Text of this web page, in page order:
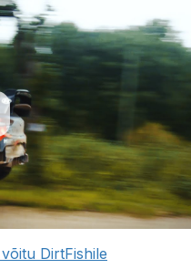
DirtFishile